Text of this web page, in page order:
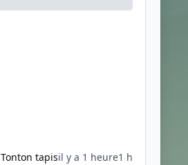
Tonton tapisil y a 1 heure1 h